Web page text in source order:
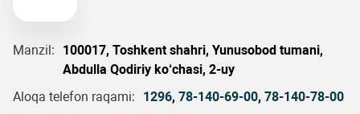
Manzil:
100017, Toshkent shahri, Yunusobod tumani,
Abdulla Qodiriy ko‘chasi, 2-uy
Aloqa telefon raqami:
1296, 78-140-69-00, 78-140-78-00